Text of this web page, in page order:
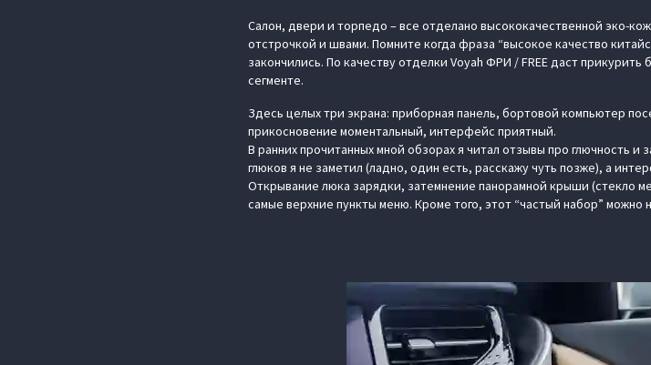
Салон, двери и торпедо – все отделано высококачественной эко-
отстрочкой и швами. Помните когда фраза “высокое качество
закончились. По качеству отделки Voyah ФРИ / FREE даст
сегменте.
Здесь целых три экрана: приборная панель, бортовой компьютер
прикосновение моментальный, интерфейс приятный.
В ранних прочитанных мной обзорах я читал отзывы про глючность
глюков я не заметил (ладно, один есть, расскажу чуть позже), а
Открывание люка зарядки, затемнение панорамной крыши (стекло
самые верхние пункты меню. Кроме того, этот “частый набор” можно